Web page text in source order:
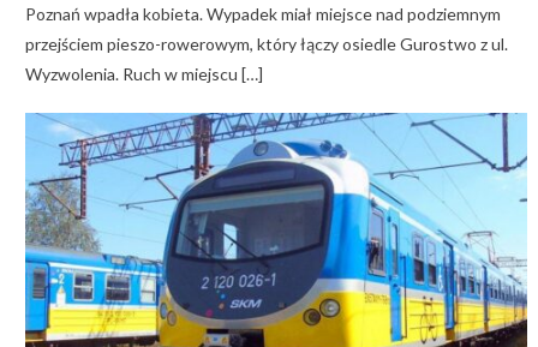
Poznań wpadła kobieta. Wypadek miał miejsce nad podziemnym
przejściem pieszo-rowerowym, który łączy osiedle Gurostwo z ul.
Wyzwolenia. Ruch w miejscu […]